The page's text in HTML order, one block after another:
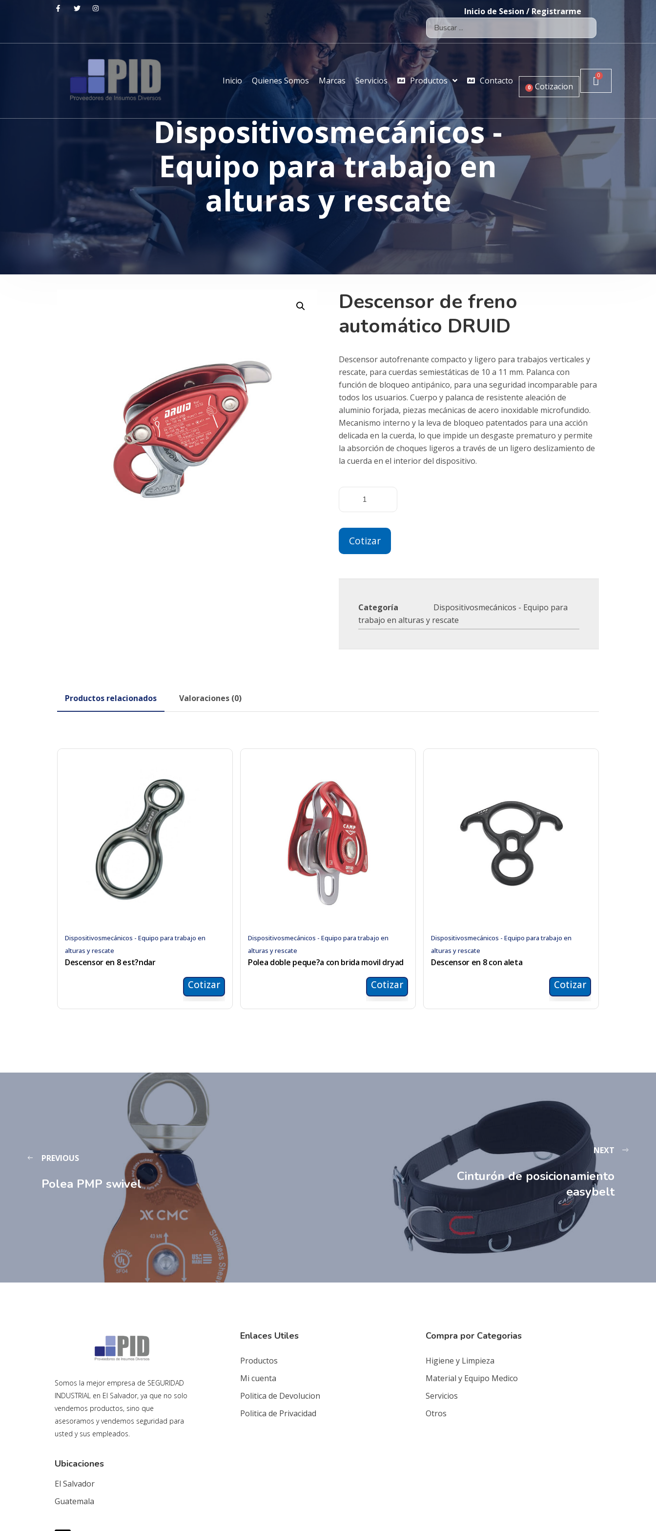
Inicio de Sesion / Registrarme
Inicio Quienes Somos Marcas Servicios Productos Contacto
0 Cotizacion
Dispositivosmecánicos -
Equipo para trabajo en
alturas y rescate
Descensor de freno
automático DRUID
Descensor autofrenante compacto y ligero para trabajos verticales y
rescate, para cuerdas semiestáticas de 10 a 11 mm. Palanca con
función de bloqueo antipánico, para una seguridad incomparable para
todos los usuarios. Cuerpo y palanca de resistente aleación de
aluminio forjada, piezas mecánicas de acero inoxidable microfundido.
Mecanismo interno y la leva de bloqueo patentados para una acción
delicada en la cuerda, lo que impide un desgaste prematuro y permite
la absorción de choques ligeros a través de un ligero deslizamiento de
la cuerda en el interior del dispositivo.
Cotizar
Categoría
Dispositivosmecánicos - Equipo para
trabajo en alturas y rescate
Productos relacionados Valoraciones (0)
Dispositivosmecánicos - Equipo para trabajo en
alturas y rescate
Descensor en 8 est?ndar
Cotizar
Dispositivosmecánicos - Equipo para trabajo en
alturas y rescate
Polea doble peque?a con brida movil dryad
Cotizar
Dispositivosmecánicos - Equipo para trabajo en
alturas y rescate
Descensor en 8 con aleta
Cotizar
PREVIOUS
Polea PMP swivel
NEXT
Cinturón de posicionamiento
easybelt
Somos la mejor empresa de SEGURIDAD
INDUSTRIAL en El Salvador, ya que no solo
vendemos productos, sino que
asesoramos y vendemos seguridad para
usted y sus empleados.
Ubicaciones
El Salvador
Guatemala
Enlaces Utiles
Productos
Mi cuenta
Politica de Devolucion
Politica de Privacidad
Compra por Categorias
Higiene y Limpieza
Material y Equipo Medico
Servicios
Otros